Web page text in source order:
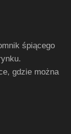
śpiącego
gdzie można